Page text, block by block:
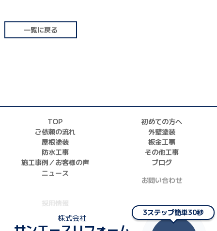
一覧に戻る
TOP
初めての方へ
ご依頼の流れ
外壁塗装
屋根塗装
板金工事
防水工事
その他工事
施工事例／お客様の声
ブログ
ニュース
株式会社
3ステップ簡単30秒